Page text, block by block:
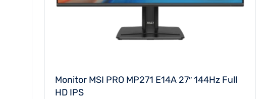
Monitor MSI PRO MP271 E14A 27″ 144Hz Full
HD IPS